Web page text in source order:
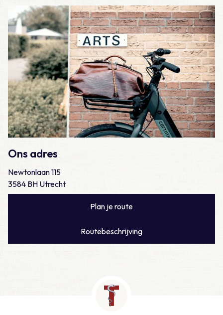
Ons adres
Newtonlaan 115
3584 BH Utrecht
Plan je route
Routebeschrijving